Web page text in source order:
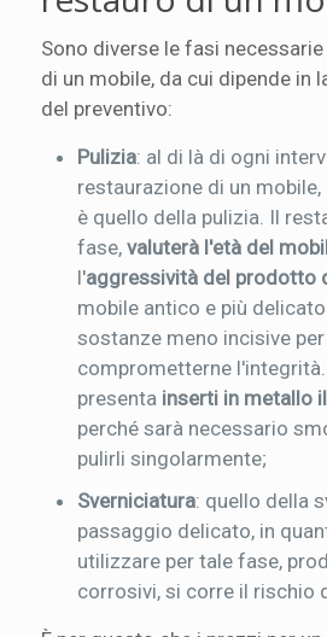
Sono diverse le fasi
di un mobile, da cui dipende in
del preventivo:
Pulizia: al di là di ogni
restaurazione di un
è quello della pulizia. Il
fase, valuterà l'età del
l'aggressività del prodotto
mobile antico e più
sostanze meno incisive
comprometterne
presenta inserti in metallo
perché sarà necessario
pulirli singolarmente;
Sverniciatura: quello della
passaggio delicato, in
utilizzare per tale fase,
corrosivi, si corre il rischio